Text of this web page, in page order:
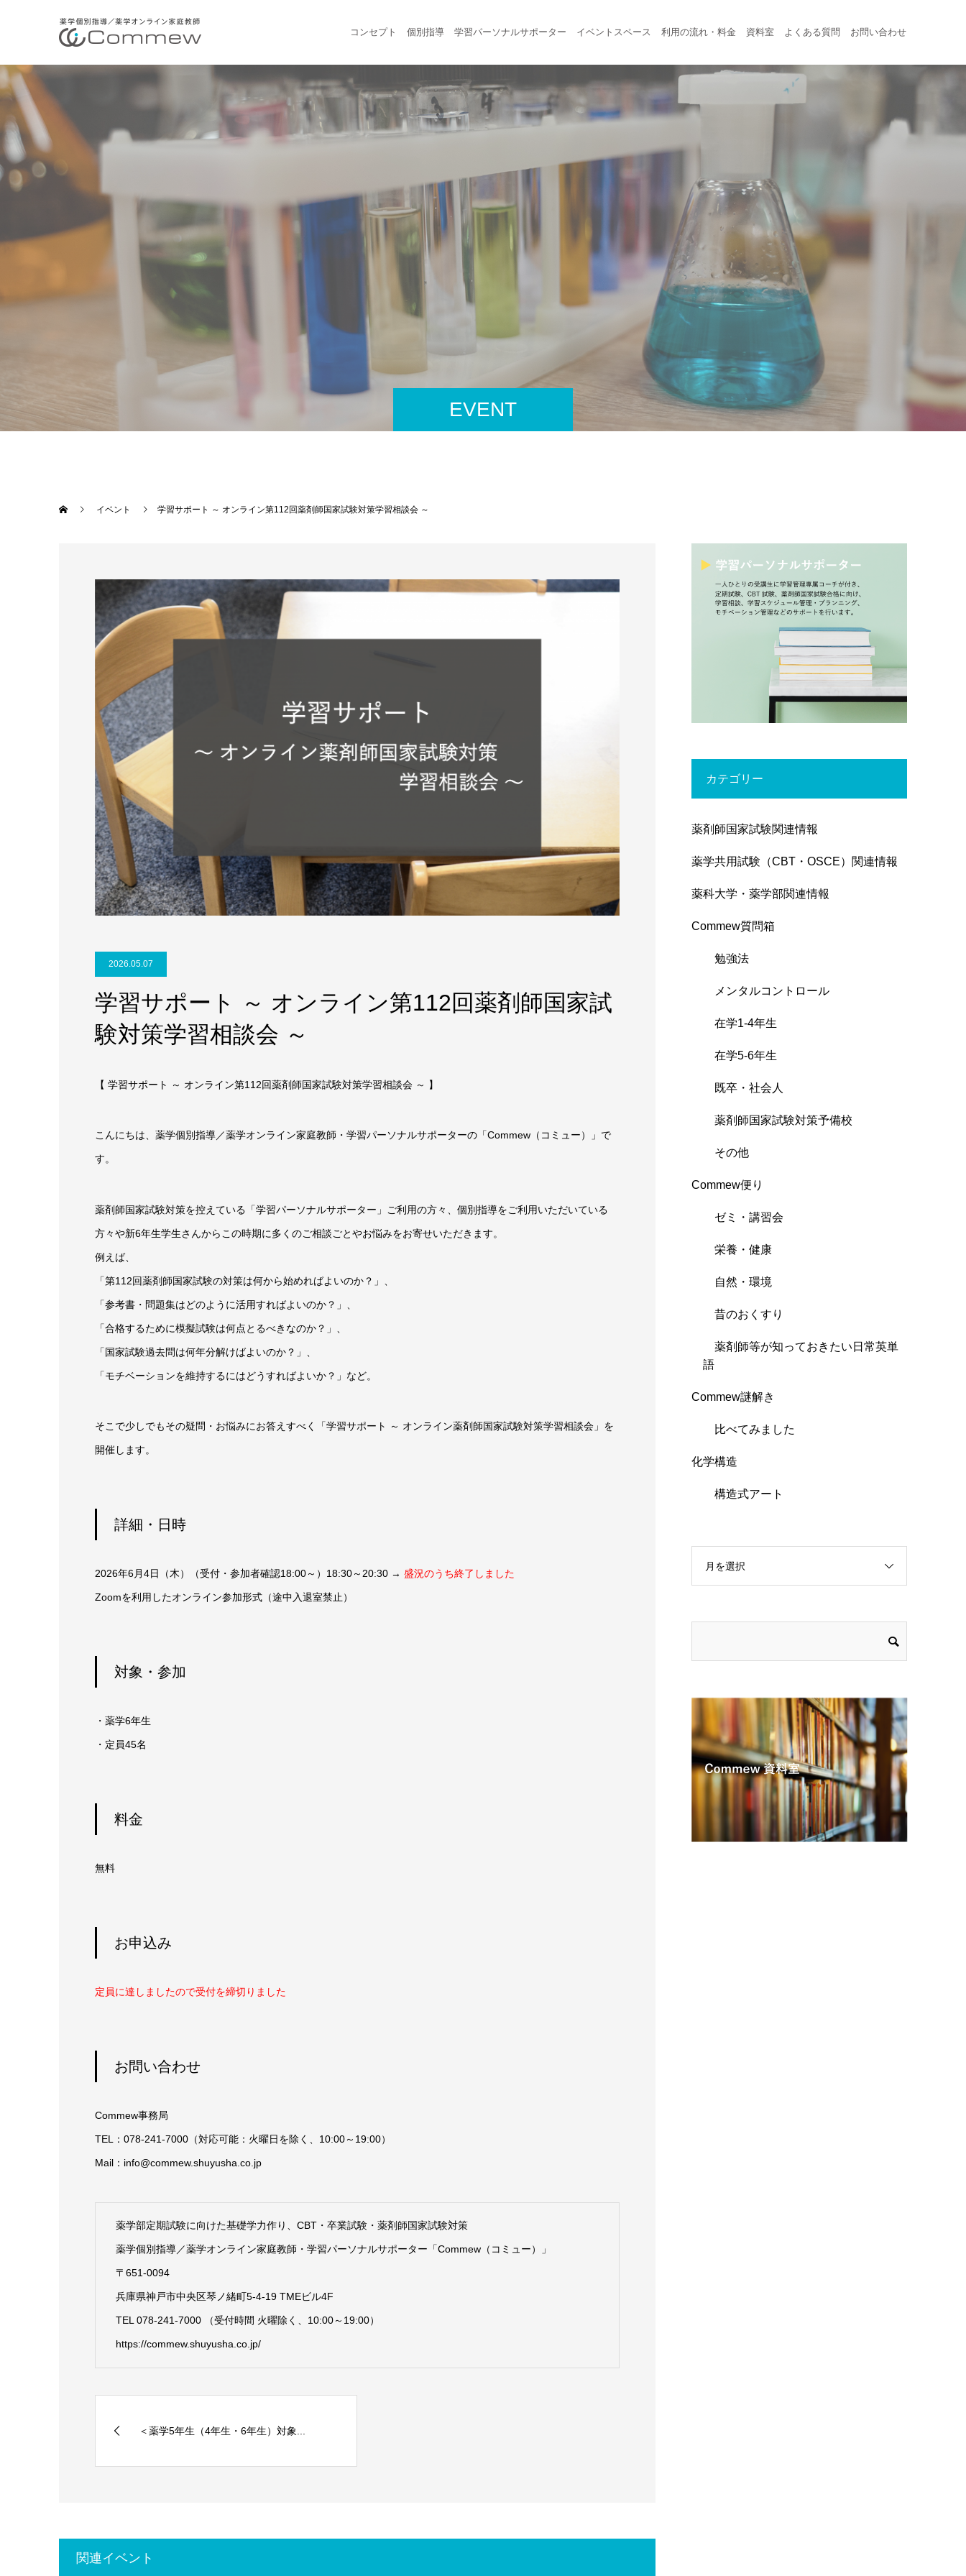
コンセプト 個別指導 学習パーソナルサポーター イベントスペース 利用の流れ・料金 資料室 よくある質問 お問い合わせ
EVENT
イベント 学習サポート ～ オンライン第112回薬剤師国家試験対策学習相談会 ～
2026.05.07
学習サポート ～ オンライン第112回薬剤師国家試
験対策学習相談会 ～
【 学習サポート ～ オンライン第112回薬剤師国家試験対策学習相談会 ～ 】
こんにちは、薬学個別指導／薬学オンライン家庭教師・学習パーソナルサポーターの「Commew（コミュー）」で
す。
薬剤師国家試験対策を控えている「学習パーソナルサポーター」ご利用の方々、個別指導をご利用いただいている
方々や新6年生学生さんからこの時期に多くのご相談ごとやお悩みをお寄せいただきます。
例えば、
「第112回薬剤師国家試験の対策は何から始めればよいのか？」、
「参考書・問題集はどのように活用すればよいのか？」、
「合格するために模擬試験は何点とるべきなのか？」、
「国家試験過去問は何年分解けばよいのか？」、
「モチベーションを維持するにはどうすればよいか？」など。
そこで少しでもその疑問・お悩みにお答えすべく「学習サポート ～ オンライン薬剤師国家試験対策学習相談会」を
開催します。
詳細・日時
2026年6月4日（木）（受付・参加者確認18:00～）18:30～20:30 → 盛況のうち終了しました
Zoomを利用したオンライン参加形式（途中入退室禁止）
対象・参加
・薬学6年生
・定員45名
料金
無料
お申込み
定員に達しましたので受付を締切りました
お問い合わせ
Commew事務局
TEL：‪078-241-7000‬（対応可能：火曜日を除く、‪10:00～19:00‬）
Mail：info@‪commew.shuyusha.co.jp‬
薬学部定期試験に向けた基礎学力作り、CBT・卒業試験・薬剤師国家試験対策
薬学個別指導／薬学オンライン家庭教師・学習パーソナルサポーター「Commew（コミュー）」
〒651-0094
兵庫県神戸市中央区琴ノ緒町5-4-19 TMEビル4F
TEL 078-241-7000 （受付時間 火曜除く、10:00～19:00）
https://commew.shuyusha.co.jp/
＜薬学5年生（4年生・6年生）対象...
関連イベント
カテゴリー
薬剤師国家試験関連情報
薬学共用試験（CBT・OSCE）関連情報
薬科大学・薬学部関連情報
Commew質問箱
勉強法
メンタルコントロール
在学1-4年生
在学5-6年生
既卒・社会人
薬剤師国家試験対策予備校
その他
Commew便り
ゼミ・講習会
栄養・健康
自然・環境
昔のおくすり
薬剤師等が知っておきたい日常英単
語
Commew謎解き
比べてみました
化学構造
構造式アート
月を選択